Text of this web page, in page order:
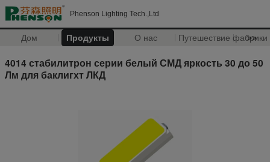
Phenson Lighting Tech.,Ltd
Дом Продукты О нас Путешествие фабрики
>>
4014 стабилитрон серии белый СМД яркость 30 до 50
Лм для баклигхт ЛКД